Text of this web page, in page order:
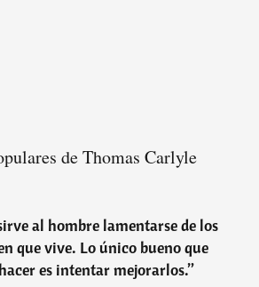
de Thomas Carlyle
al hombre lamentarse de los
que vive. Lo único bueno que
es intentar mejorarlos.”